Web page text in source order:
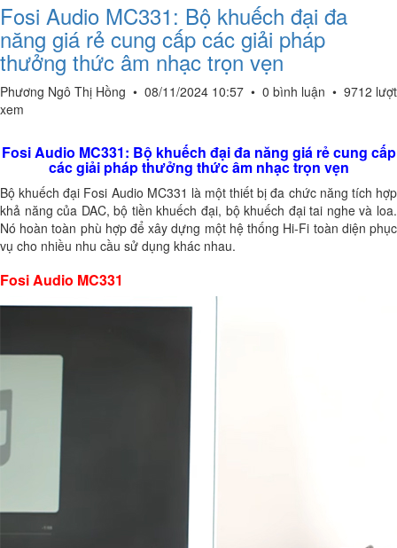
Fosi Audio MC331: Bộ khuếch đại đa
năng giá rẻ cung cấp các giải pháp
thưởng thức âm nhạc trọn vẹn
Phương Ngô Thị Hồng • 08/11/2024 10:57 • 0 bình luận • 9712 lượt
xem
Fosi Audio MC331: Bộ khuếch đại đa năng giá rẻ cung cấp
các giải pháp thưởng thức âm nhạc trọn vẹn
Bộ khuếch đại Fosi Audio MC331 là một thiết bị đa chức năng tích hợp
khả năng của DAC, bộ tiền khuếch đại, bộ khuếch đại tai nghe và loa.
Nó hoàn toàn phù hợp để xây dựng một hệ thống Hi-Fi toàn diện phục
vụ cho nhiều nhu cầu sử dụng khác nhau.
Fosi Audio MC331